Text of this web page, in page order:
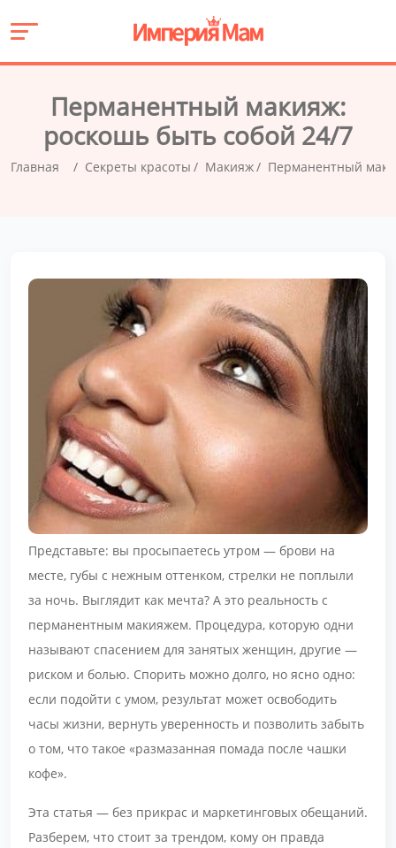
Перманентный макияж:
роскошь быть собой 24/7
Главная Секреты красоты Макияж Перманентный
Представьте: вы просыпаетесь утром — брови на
месте, губы с нежным оттенком, стрелки не поплыли
за ночь. Выглядит как мечта? А это реальность с
перманентным макияжем. Процедура, которую одни
называют спасением для занятых женщин, другие —
риском и болью. Спорить можно долго, но ясно одно:
если подойти с умом, результат может освободить
часы жизни, вернуть уверенность и позволить забыть
о том, что такое «размазанная помада после чашки
кофе».
Эта статья — без прикрас и маркетинговых обещаний.
Разберем, что стоит за трендом, кому он правда